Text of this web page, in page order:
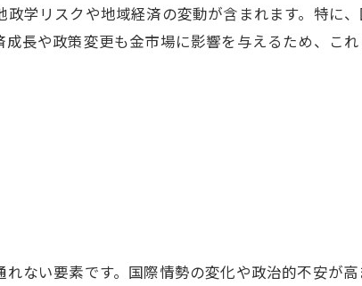
市での金相場の考察
場に影響する金相場の要因
市場における金の需要と価格
リスクが金相場に与える影響
却を考える際の重要情報
学リスクや地域経済の変動が含まれます。特に
長や政策変更も金市場に影響を与えるため、こ
ない要素です。国際情勢の変化や政治的不安が